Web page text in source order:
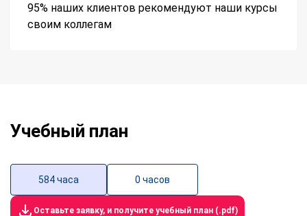
95% наших клиентов рекомендуют наши курсы
своим коллегам
Учебный план
584 часа 0 часов
Оставьте заявку, и получите учебный план (.pdf)